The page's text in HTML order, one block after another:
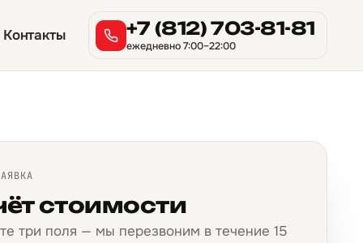
Контакты +7 (812) 703-81-81
ежедневно 7:00–22:00
стоимости
три поля — мы перезвоним в течение 15